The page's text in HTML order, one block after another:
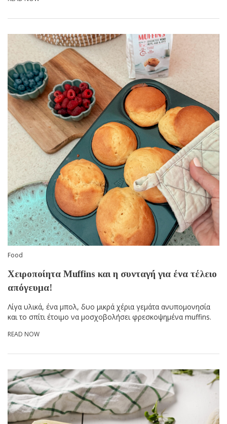
Food
Χειροποίητα Muffins και η συνταγή για ένα τέλειο
απόγευμα!
Λίγα υλικά, ένα μπολ, δυο μικρά χέρια γεμάτα ανυπομονησία
και το σπίτι έτοιμο να μοσχοβολήσει φρεσκοψημένα muffins.
READ NOW